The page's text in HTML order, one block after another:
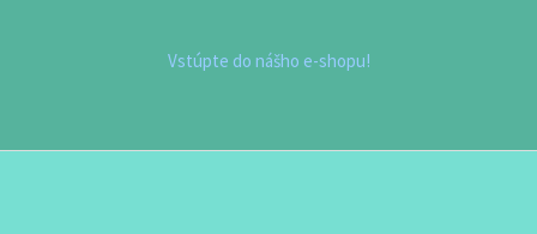
Vstúpte do nášho e-shopu!